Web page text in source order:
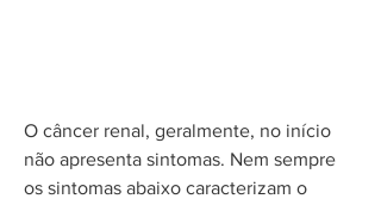
O câncer renal, geralmente, no início
não apresenta sintomas. Nem sempre
os sintomas abaixo caracterizam o